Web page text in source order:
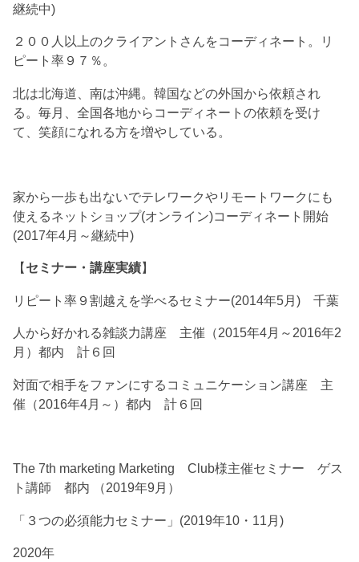
継続中)
２００人以上のクライアントさんをコーディネート。リ
ピート率９７％。
北は北海道、南は沖縄。韓国などの外国から依頼され
る。毎月、全国各地からコーディネートの依頼を受け
て、笑顔になれる方を増やしている。
家から一歩も出ないでテレワークやリモートワークにも
使えるネットショップ(オンライン)コーディネート開始
(2017年4月～継続中)
【セミナー・講座実績】
リピート率９割越えを学べるセミナー(2014年5月) 千葉
人から好かれる雑談力講座 主催（2015年4月～2016年2
月）都内 計６回
対面で相手をファンにするコミュニケーション講座 主
催（2016年4月～）都内 計６回
The 7th marketing Marketing Club様主催セミナー ゲス
ト講師 都内 （2019年9月）
「３つの必須能力セミナー」(2019年10・11月)
2020年